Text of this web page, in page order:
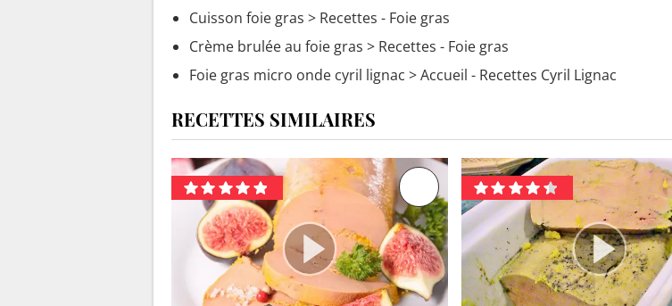
Cuisson foie gras > Recettes - Foie gras
Crème brulée au foie gras > Recettes - Foie gras
Foie gras micro onde cyril lignac > Accueil - Recettes Cyril Lignac
RECETTES SIMILAIRES